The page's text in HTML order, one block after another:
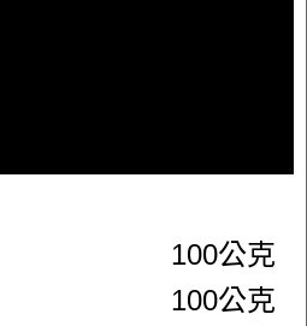
100公克
100公克